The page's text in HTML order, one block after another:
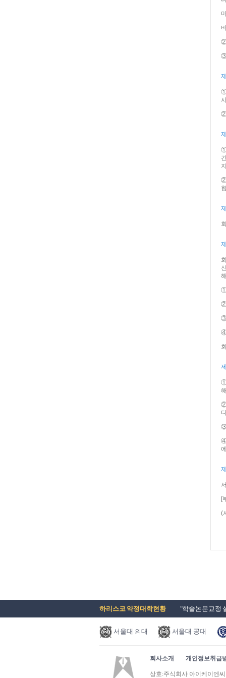
②
③
①
②
①
②
①
②
③
④
①
②
③
④
[
(
하리스코 약정대학현황 "학술논문교정
서울대 의대 서울대 공대
Next
회사소개 개인정보취급
상호:주식회사 아이케이엔